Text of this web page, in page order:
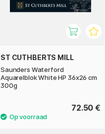
ST CUTHBERTS MILL
Saunders Waterford
Aquarelblok White HP 36x26 cm
300g
72.50 €